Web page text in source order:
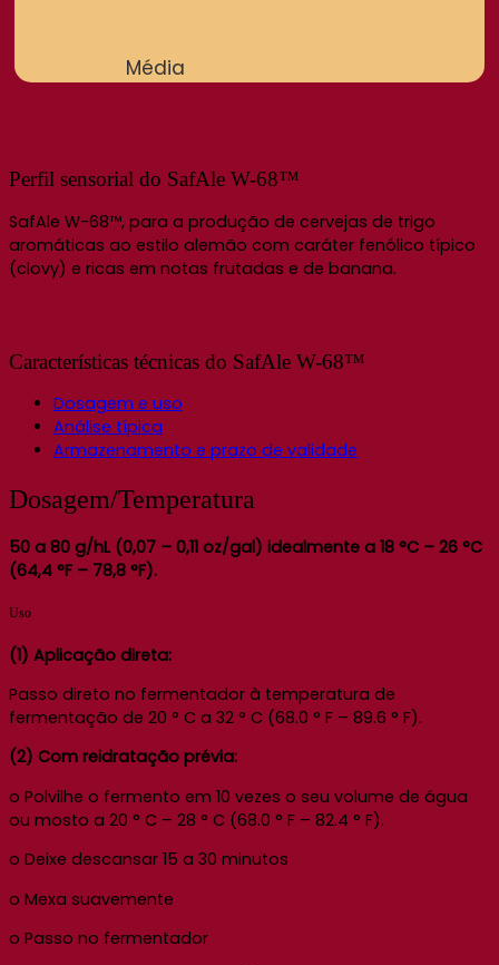
Média
Perfil sensorial do SafAle W-68™
SafAle W-68™, para a produção de cervejas de trigo
aromáticas ao estilo alemão com caráter fenólico típico
(clovy) e ricas em notas frutadas e de banana.
Características técnicas do SafAle W-68™
Dosagem e uso
Análise típica
Armazenamento e prazo de validade
Dosagem/Temperatura
50 a 80 g/hL (0,07 – 0,11 oz/gal) idealmente a 18 °C – 26 °C
(64,4 °F – 78,8 °F).
Uso
(1) Aplicação direta:
Passo direto no fermentador à temperatura de
fermentação de 20 ° C a 32 ° C (68.0 ° F – 89.6 ° F).
(2) Com reidratação prévia:
o Polvilhe o fermento em 10 vezes o seu volume de água
ou mosto a 20 ° C – 28 ° C (68.0 ° F – 82.4 ° F).
o Deixe descansar 15 a 30 minutos
o Mexa suavemente
o Passo no fermentador